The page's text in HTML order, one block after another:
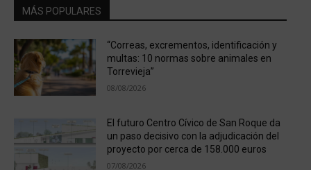
MÁS POPULARES
“Correas, excrementos, identificación y
multas: 10 normas sobre animales en
Torrevieja”
08/08/2026
El futuro Centro Cívico de San Roque da
un paso decisivo con la adjudicación del
proyecto por cerca de 158.000 euros
07/08/2026